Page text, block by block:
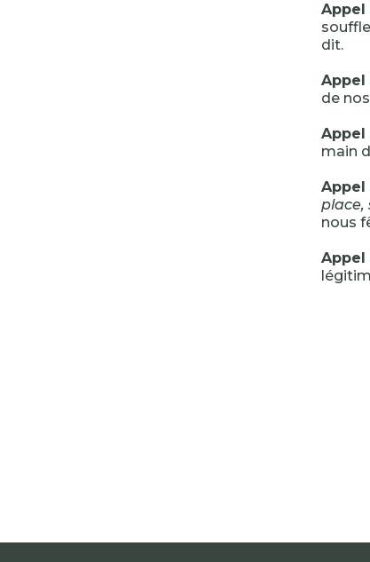
Appel
dit.
Appel
de
Appel
main
Appel
place,
nous
Appel